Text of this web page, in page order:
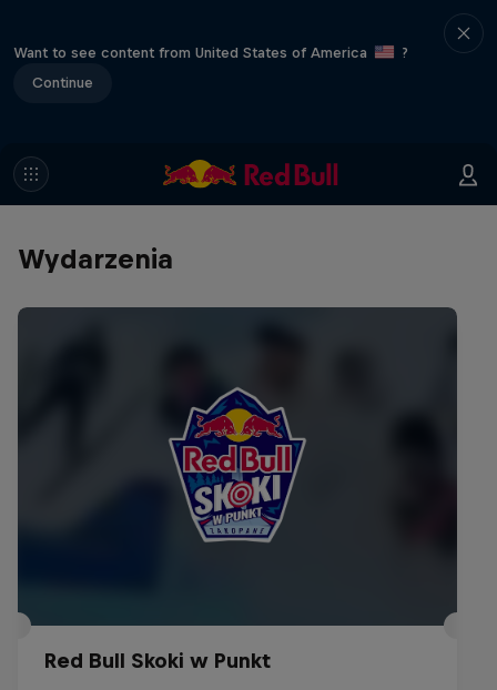
Want to see content from United States of America
?
Continue
Wydarzenia
Red Bull Skoki w Punkt